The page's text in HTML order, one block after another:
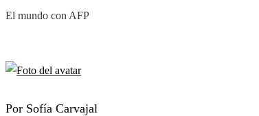
El mundo con AFP
Por Sofía Carvajal